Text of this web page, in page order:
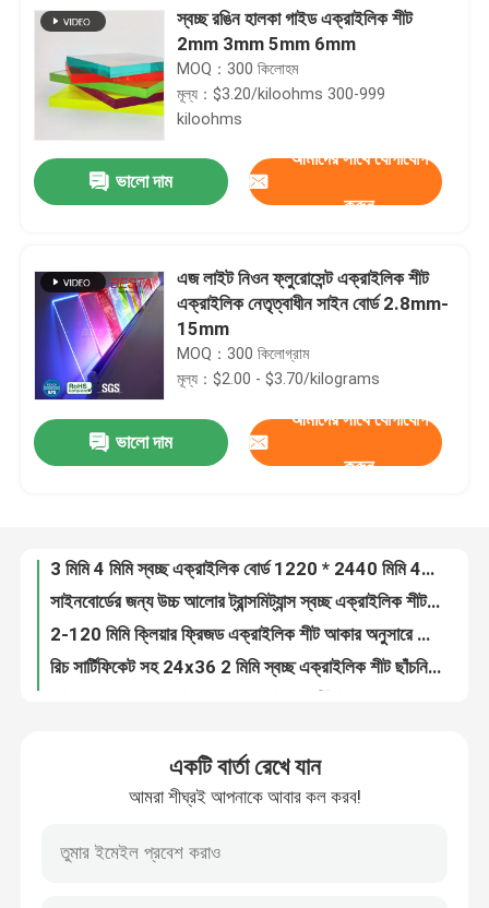
বাড়ি
পণ্য
গুণমান নিয়ন্ত্রণ
আমাদের সাথে যোগাযোগ করুন
স্বচ্ছ রঙিন হালকা গাইড এক্রাইলিক শীট
2mm 3mm 5mm 6mm
MOQ：300 কিলোহম
মূল্য：$3.20/kiloohms 300-999
kiloohms
ভালো দাম
আমাদের সাথে যোগাযোগ
করুন
এজ লাইট নিওন ফ্লুরোসেন্ট এক্রাইলিক শীট
এক্রাইলিক নেতৃত্বাধীন সাইন বোর্ড 2.8mm-
15mm
MOQ：300 কিলোগ্রাম
মূল্য：$2.00 - $3.70/kilograms
ভালো দাম
আমাদের সাথে যোগাযোগ
করুন
সাইনবোর্ডের জন্য উচ্চ আলোর ট্রান্সমিট্যান্স স্বচ্ছ এক্রাইলিক শীট আবহাওয়া প্রতিরোধী
2-120 মিমি ক্লিয়ার ফ্রিজড এক্রাইলিক শীট আকার অনুসারে কাটা
রিচ সার্টিফিকেট সহ 24x36 2 মিমি স্বচ্ছ এক্রাইলিক শীট ছাঁচনির্মাণ
বাণিজ্যিক 1 মিমি 10 মিমি স্বচ্ছ এক্রাইলিক শীট উচ্চ আলোর সংক্রমণ
একটি বার্তা রেখে যান
আমরা শীঘ্রই আপনাকে আবার কল করব!